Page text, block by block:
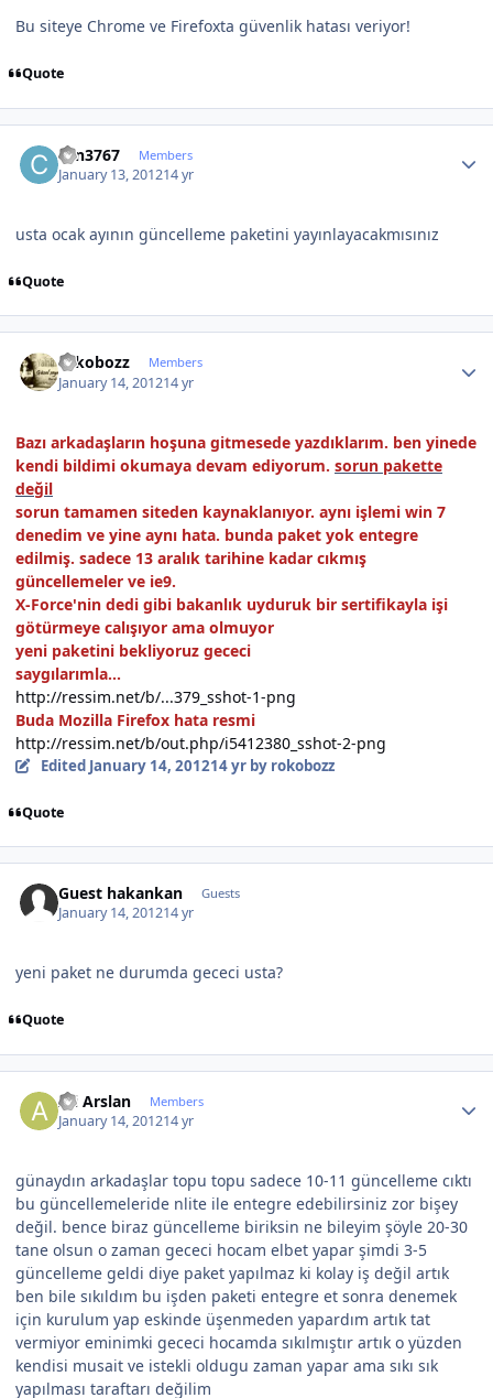
Bu siteye Chrome ve Firefoxta güvenlik hatası veriyor!
Quote
can3767 Members
January 13, 201214 yr
usta ocak ayının güncelleme paketini yayınlayacakmısınız
Quote
rokobozz Members
January 14, 201214 yr
Bazı arkadaşların hoşuna gitmesede yazdıklarım. ben yinede
kendi bildimi okumaya devam ediyorum. sorun pakette
değil
sorun tamamen siteden kaynaklanıyor. aynı işlemi win 7
denedim ve yine aynı hata. bunda paket yok entegre
edilmiş. sadece 13 aralık tarihine kadar cıkmış
güncellemeler ve ie9.
X-Force'nin dedi gibi bakanlık uyduruk bir sertifikayla işi
götürmeye calışıyor ama olmuyor
yeni paketini bekliyoruz gececi
saygılarımla...
http://ressim.net/b/...379_sshot-1-png
Buda Mozilla Firefox hata resmi
http://ressim.net/b/out.php/i5412380_sshot-2-png
Edited January 14, 201214 yrby rokobozz
Quote
Guest hakankan Guests
January 14, 201214 yr
yeni paket ne durumda gececi usta?
Quote
Ali Arslan Members
January 14, 201214 yr
günaydın arkadaşlar topu topu sadece 10-11 güncelleme cıktı
bu güncellemeleride nlite ile entegre edebilirsiniz zor bişey
değil. bence biraz güncelleme biriksin ne bileyim şöyle 20-30
tane olsun o zaman gececi hocam elbet yapar şimdi 3-5
güncelleme geldi diye paket yapılmaz ki kolay iş değil artık
ben bile sıkıldım bu işden paketi entegre et sonra denemek
için kurulum yap eskinde üşenmeden yapardım artık tat
vermiyor eminimki gececi hocamda sıkılmıştır artık o yüzden
kendisi musait ve istekli oldugu zaman yapar ama sıkı sık
yapılması taraftarı değilim